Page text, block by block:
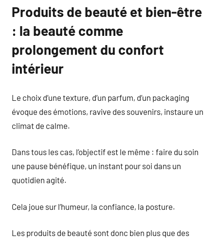
Produits de beauté et bien-être
: la beauté comme
prolongement du confort
intérieur
Le choix d’une texture, d’un parfum, d’un packaging
évoque des émotions, ravive des souvenirs, instaure un
climat de calme.
Dans tous les cas, l’objectif est le même : faire du soin
une pause bénéfique, un instant pour soi dans un
quotidien agité.
Cela joue sur l’humeur, la confiance, la posture.
Les produits de beauté sont donc bien plus que des